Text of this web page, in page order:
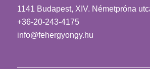
1141 Budapest, XIV. Németpróna
+36-20-243-4175
info@fehergyongy.hu